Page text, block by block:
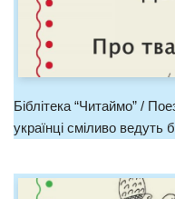
Біблітека “Читаймо” /
українці сміливо ведуть